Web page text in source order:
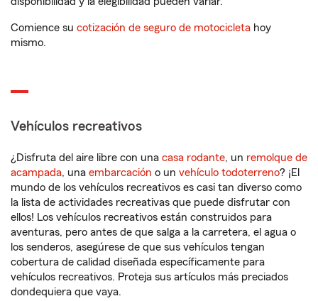
Comience su cotización de seguro de motocicleta hoy
mismo.
Vehículos recreativos
¿Disfruta del aire libre con una casa rodante, un remolque de
acampada, una embarcación o un vehículo todoterreno? ¡El
mundo de los vehículos recreativos es casi tan diverso como
la lista de actividades recreativas que puede disfrutar con
ellos! Los vehículos recreativos están construidos para
aventuras, pero antes de que salga a la carretera, el agua o
los senderos, asegúrese de que sus vehículos tengan
cobertura de calidad diseñada específicamente para
vehículos recreativos. Proteja sus artículos más preciados
dondequiera que vaya.